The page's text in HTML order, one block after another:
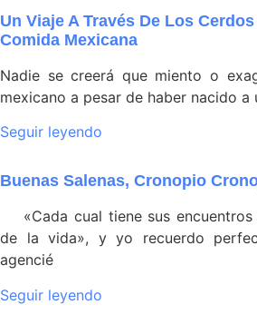
Un Viaje A Través De Los
Comida Mexicana
Nadie se creerá que miento o
mexicano a pesar de haber nacido a
Seguir leyendo
Buenas Salenas, Cronopio
«Cada cual tiene sus encuentros
de la vida», y yo recuerdo
agencié
Seguir leyendo